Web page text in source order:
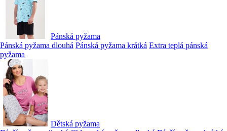
Pánská pyžama
Pánská pyžama dlouhá Pánská pyžama krátká Extra teplá pánská
pyžama
Dětská pyžama